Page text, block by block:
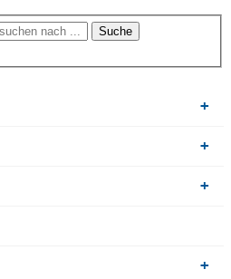
Suche
+
+
+
+